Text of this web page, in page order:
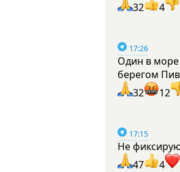
32
4
17:26
Один в море
берегом
32
12
17:15
Не
47
4